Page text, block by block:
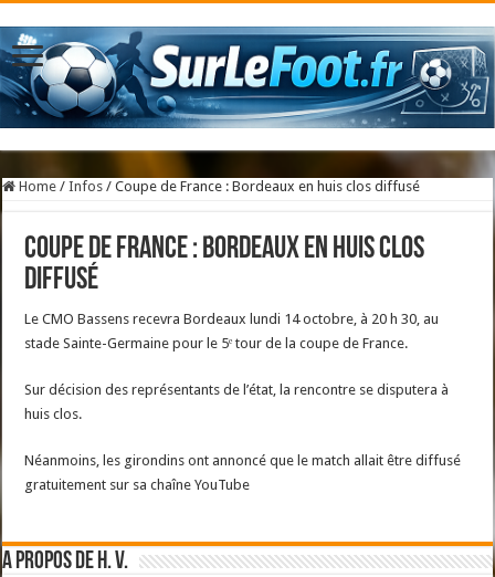
Home / Infos / Coupe de France : Bordeaux en huis clos diffusé
Coupe de France : Bordeaux en huis clos
diffusé
Le CMO Bassens recevra Bordeaux lundi 14 octobre, à 20 h 30, au
stade Sainte-Germaine pour le 5ᵉ tour de la coupe de France.
Sur décision des représentants de l’état, la rencontre se disputera à
huis clos.
Néanmoins, les girondins ont annoncé que le match allait être diffusé
gratuitement sur sa chaîne YouTube
A propos de H. V.